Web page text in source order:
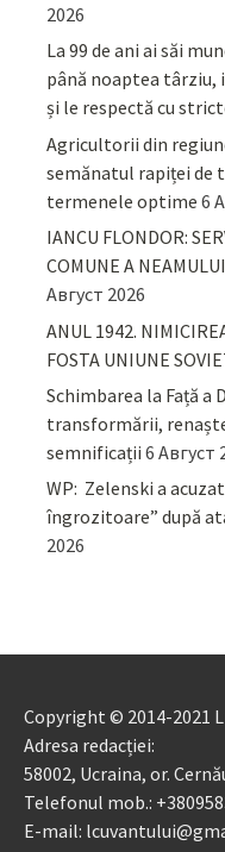
2026
La 99 de ani ai săi
până noaptea târziu,
și le respectă cu
Agricultorii din
semănatul rapiței de
termenele optime 6
IANCU FLONDOR:
COMUNE A
Август 2026
ANUL 1942.
FOSTA UNIUNE
Schimbarea la Față a
transformării,
semnificații 6 Август
WP: Zelenski a
îngrozitoare” după
2026
Copyright © 2014-2021
Adresa redacției:
58002, Ucraina, or.
Telefonul mob.:
E-mail: